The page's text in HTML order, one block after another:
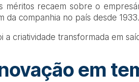
méritos recaem sobre o
da companhia no país desde 1933.
a criatividade transformada em
em